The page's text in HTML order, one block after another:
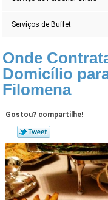
Serviços de Buffet
Onde
Domicílio
Filomena
Gostou? compartilhe!